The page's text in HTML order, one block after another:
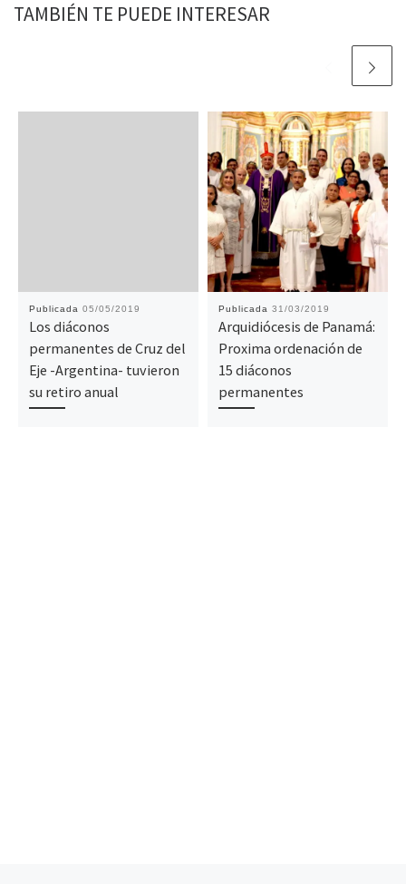
TAMBIÉN TE PUEDE INTERESAR
Publicada 05/05/2019
Los diáconos
permanentes de Cruz del
Eje -Argentina- tuvieron
su retiro anual
Publicada 31/03/2019
Arquidiócesis de Panamá:
Proxima ordenación de
15 diáconos
permanentes